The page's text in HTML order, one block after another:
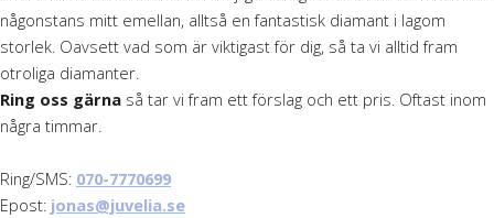
någonstans mitt emellan, alltså en fantastisk diamant i lagom
storlek. Oavsett vad som är viktigast för dig, så ta vi alltid fram
otroliga diamanter.
Ring oss gärna så tar vi fram ett förslag och ett pris. Oftast inom
några timmar.
Ring/SMS: 070-7770699
Epost: jonas@juvelia.se